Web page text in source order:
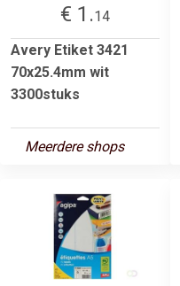
€ 1.14
Avery Etiket 3421
70x25.4mm wit
3300stuks
Meerdere shops